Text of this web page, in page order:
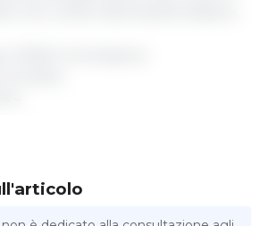
non conformità transfrontaliere.
2026/ Commissione